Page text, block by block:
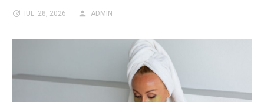
IUL. 28, 2026 ADMIN